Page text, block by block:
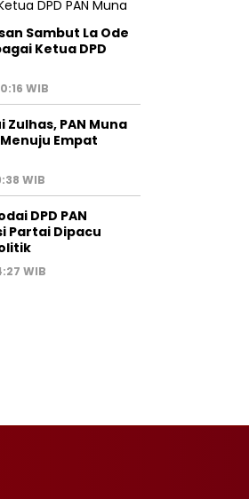
Sambut La Ode
Ketua DPD
WIB
Zulhas, PAN Muna
Empat
WIB
DPD PAN
Partai Dipacu
WIB